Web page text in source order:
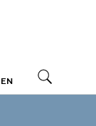
EN